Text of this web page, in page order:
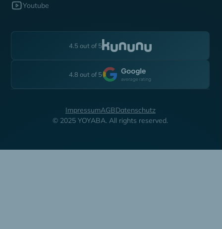
Youtube
4.5 out of 5
4.8 out of 5
© 2025 YOYABA. All rights reserved.
ImpressumAGBDatenschutz